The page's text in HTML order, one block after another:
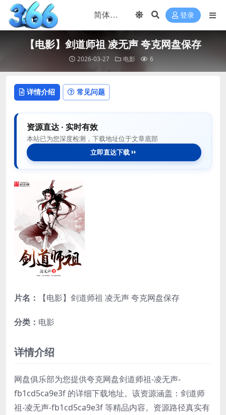
登录
【电影】剑道师祖 凌无声 夸克网盘保存
2026-03-27 电影 6
详情介绍 常见问题
资源直达 · 实时有效
本站已为您深度检测，下载地址位于文章底部
立即直达下载
片名： 【电影】剑道师祖 凌无声 夸克网盘保存
分类： 电影
详情介绍
网盘俱乐部为您提供夸克网盘剑道师祖-凌无声-
fb1cd5ca9e3f 的详细下载地址。该资源涵盖：剑道师
祖-凌无声-fb1cd5ca9e3f 等精品内容。资源路径真实有